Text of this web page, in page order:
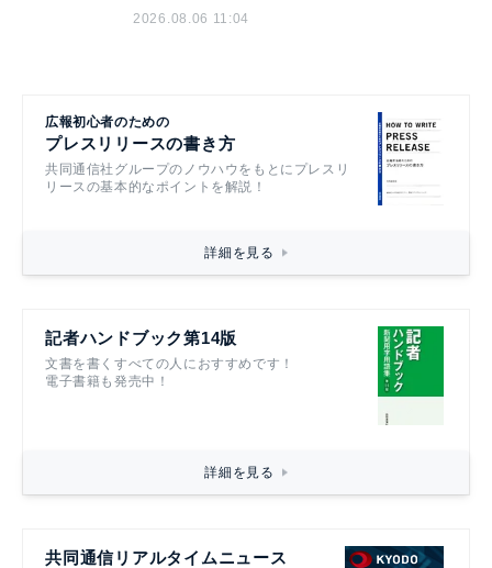
2026.08.06 11:04
広報初心者のための
プレスリリースの書き方
共同通信社グループのノウハウをもとにプレスリ
リースの基本的なポイントを解説！
詳細を見る
記者ハンドブック第14版
文書を書くすべての人におすすめです！
電子書籍も発売中！
詳細を見る
共同通信リアルタイムニュース